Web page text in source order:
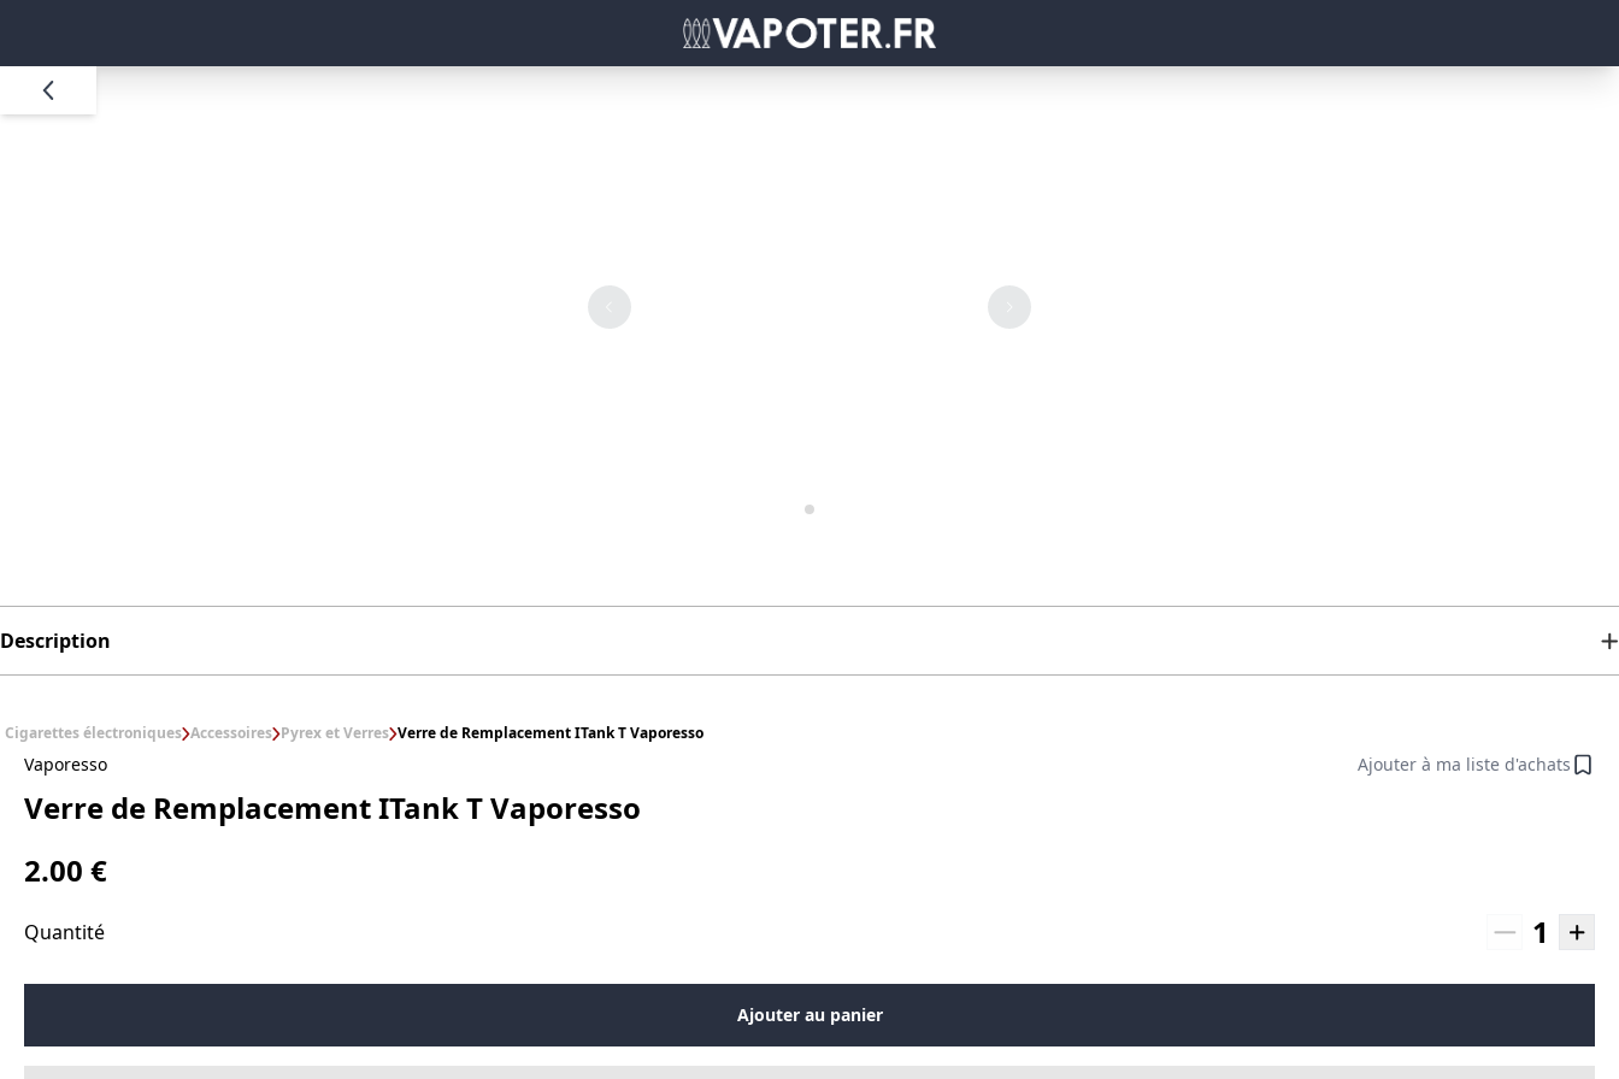
Description
Cigarettes électroniques Accessoires Pyrex et Verres Verre de Remplacement ITank T Vaporesso
Vaporesso Ajouter à ma liste d'achats
Verre de Remplacement ITank T Vaporesso
2.00 €
Quantité 1
Ajouter au panier